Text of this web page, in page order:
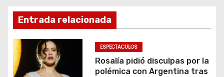
g
a
c
Entrada relacionada
ESPECTACULOS
Rosalía pidió disculpas por la
polémica con Argentina tras